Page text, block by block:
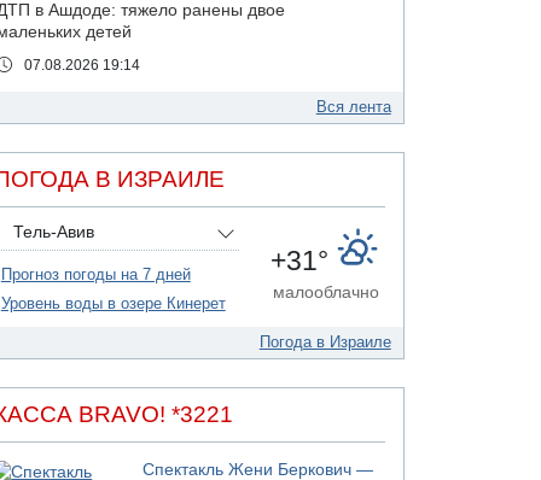
в Ашдоде: тяжело ранены двое
детей
07.08.2026 19:14
- Гильбоа Дахан
Обнародовано имя полицейского,
подозреваемого в коррупционных
отношениях с Йоавом Элиаси
07.08.2026 17:51
БАГАЦ отказался заморозить лишение
налоговых льгот для уклонистов-харедим
07.08.2026 17:48
Иерусалиме водитель врезался в забор и
пострадал
Вся лента
В ИЗРАИЛЕ
Тель-Авив
Прогноз погоды на 7 дней
Уровень воды в озере Кинерет
+31°
малооблачно
Погода в Израиле
BRAVO! *3221
Спектакль Жени Беркович —